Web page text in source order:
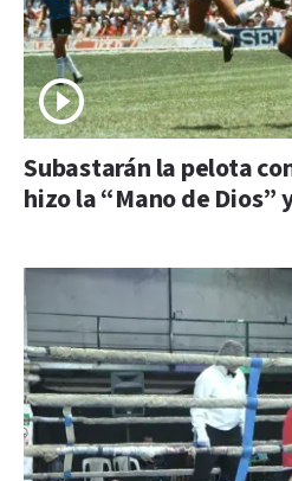
Subastarán la pelota
hizo la “Mano de Dios”